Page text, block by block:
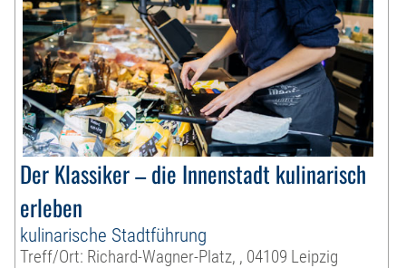
Der Klassiker – die Innenstadt kulinarisch
erleben
kulinarische Stadtführung
Treff/Ort: Richard-Wagner-Platz, , 04109 Leipzig